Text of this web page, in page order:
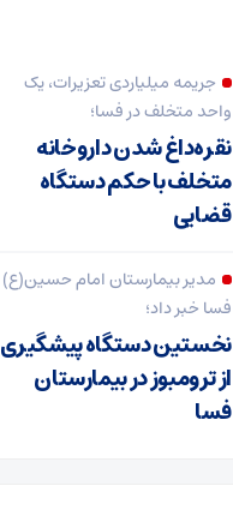
جریمه میلیاردی تعزیرات، یک
واحد متخلف در فسا؛
نقره‌داغ شدن داروخانه
متخلف با حکم دستگاه
قضایی
مدیر بیمارستان امام حسین(ع)
فسا خبر داد؛
نخستین دستگاه پیشگیری
از ترومبوز در بیمارستان
فسا